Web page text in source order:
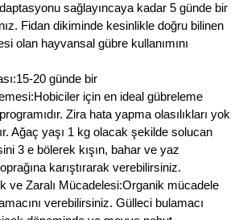
sağlayıncaya kadar 5 günde bir
Fidan dikiminde kesinlikle doğru bilinen
olan hayvansal gübre kullanımını
20 günde bir
için en ideal gübreleme
Zira hata yapma olasılıkları yok
Ağaç yaşı 1 kg olacak şekilde solucan
3 e bölerek kışın, bahar ve yaz
karıştırarak verebilirsiniz.
ve Zaralı Mücadelesi:Organik mücadele
verebilirsiniz. Gülleci bulamacı